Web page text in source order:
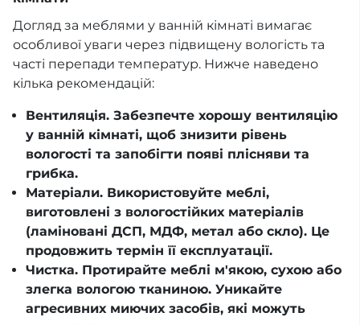
Догляд за меблями у ванній кімнаті вимагає
особливої уваги через підвищену вологість та
часті перепади температур. Нижче наведено
кілька рекомендацій:
Вентиляція. Забезпечте хорошу вентиляцію
у ванній кімнаті, щоб знизити рівень
вологості та запобігти появі плісняви та
грибка.
Матеріали. Використовуйте меблі,
виготовлені з вологостійких матеріалів
(ламіновані ДСП, МДФ, метал або скло). Це
продовжить термін її експлуатації.
Чистка. Протирайте меблі м'якою, сухою або
злегка вологою тканиною. Уникайте
агресивних миючих засобів, які можуть